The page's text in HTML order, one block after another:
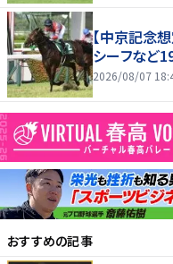
【中京記念
シーフなど
2026/08/07
おすすめの記事